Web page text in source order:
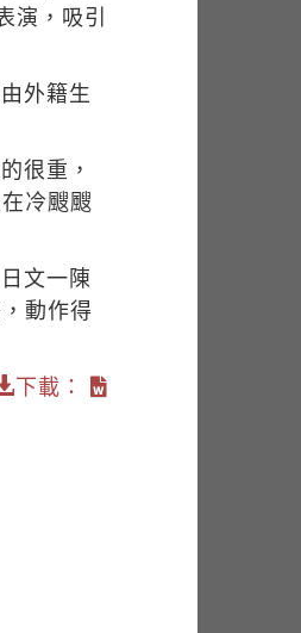
演，吸引
外籍生
很重，
冷颼颼
文一陳
動作得
下載：